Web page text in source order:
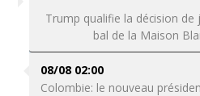
Trump qualifie la décision de
bal de la Maison
08/08 02:00
Colombie: le nouveau